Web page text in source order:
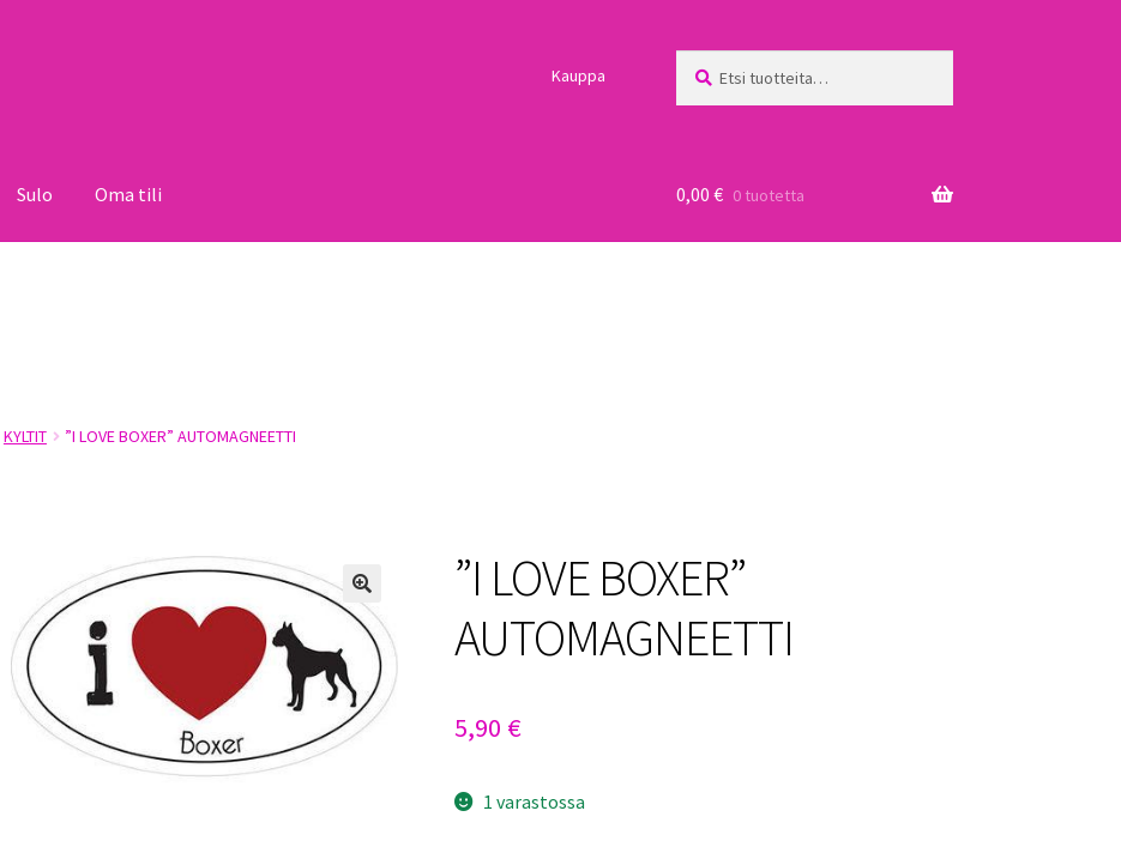
Kauppa
Sulo Oma tili 0,00 € 0 tuotetta
KYLTIT ”I LOVE BOXER” AUTOMAGNEETTI
”I LOVE BOXER”
AUTOMAGNEETTI
5,90 €
1 varastossa